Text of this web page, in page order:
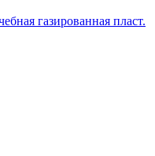
газированная пласт.